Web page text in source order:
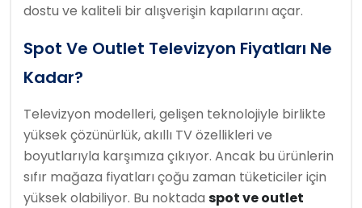
dostu ve kaliteli bir alışverişin kapılarını açar.
Spot Ve Outlet Televizyon Fiyatları Ne
Kadar?
Televizyon modelleri, gelişen teknolojiyle birlikte
yüksek çözünürlük, akıllı TV özellikleri ve
boyutlarıyla karşımıza çıkıyor. Ancak bu ürünlerin
sıfır mağaza fiyatları çoğu zaman tüketiciler için
yüksek olabiliyor. Bu noktada spot ve outlet